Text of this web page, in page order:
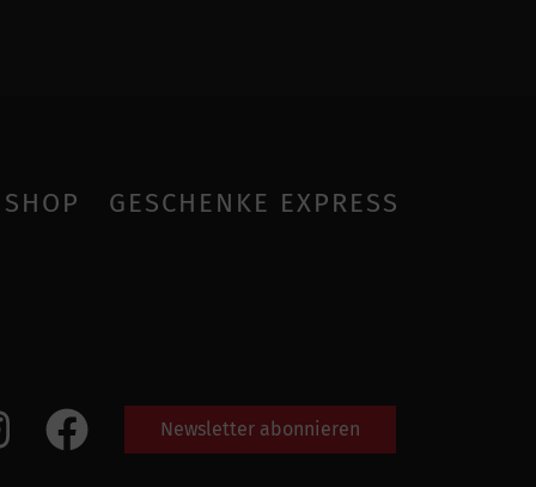
SHOP GESCHENKE EXPRESS
Newsletter abonnieren